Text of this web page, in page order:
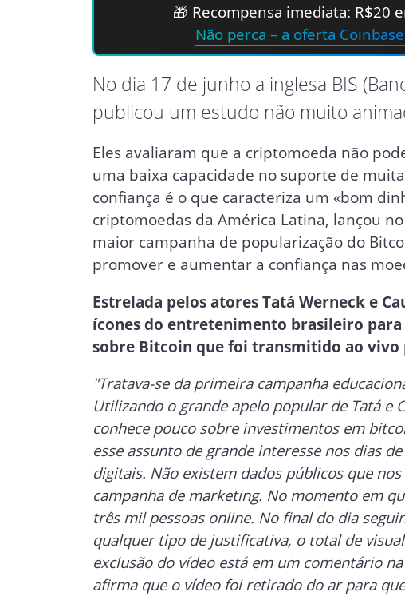
🎁 Recompensa imediata: R$20
Não perca – a oferta
No dia 17 de junho a inglesa BIS
publicou um estudo não muito
Eles avaliaram que a criptomoeda não
uma baixa capacidade no suporte de
confiança é o que caracteriza um «bom
criptomoedas da América Latina, lançou
maior campanha de popularização do
promover e aumentar a confiança nas
Estrelada pelos atores Tatá Werneck e
ícones do entretenimento brasileiro para
sobre Bitcoin que foi transmitido ao
"Tratava-se da primeira campanha
Utilizando o grande apelo popular de Tatá e
conhece pouco sobre investimentos em
esse assunto de grande interesse nos dias
digitais. Não existem dados públicos que
campanha de marketing. No momento em
três mil pessoas online. No final do dia
qualquer tipo de justificativa, o total de
exclusão do vídeo está em um comentário
afirma que o vídeo foi retirado do ar para